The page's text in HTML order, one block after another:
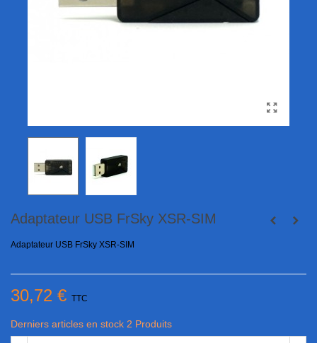
Adaptateur USB FrSky XSR-SIM
Adaptateur USB FrSky XSR-SIM
30,72 € TTC
Derniers articles en stock 2 Produits